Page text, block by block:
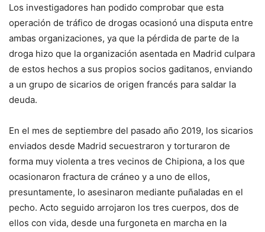
Los investigadores han podido comprobar que esta
operación de tráfico de drogas ocasionó una disputa entre
ambas organizaciones, ya que la pérdida de parte de la
droga hizo que la organización asentada en Madrid culpara
de estos hechos a sus propios socios gaditanos, enviando
a un grupo de sicarios de origen francés para saldar la
deuda.
En el mes de septiembre del pasado año 2019, los sicarios
enviados desde Madrid secuestraron y torturaron de
forma muy violenta a tres vecinos de Chipiona, a los que
ocasionaron fractura de cráneo y a uno de ellos,
presuntamente, lo asesinaron mediante puñaladas en el
pecho. Acto seguido arrojaron los tres cuerpos, dos de
ellos con vida, desde una furgoneta en marcha en la